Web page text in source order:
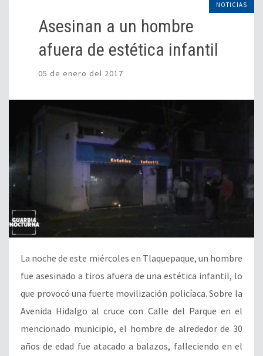
NOTICIAS
Asesinan a un hombre
afuera de estética infantil
05 de enero del 2017
La noche de este miércoles en Tlaquepaque, un hombre
fue asesinado a tiros afuera de una estética infantil, lo
que provocó una fuerte movilización policíaca. Sobre la
Avenida Hidalgo al cruce con Calle del Parque en el
mencionado municipio, el hombre de alrededor de 30
años de edad fue atacado a balazos, falleciendo en el